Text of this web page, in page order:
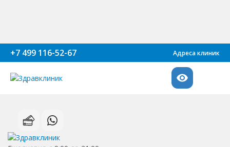
+7 499 116-52-67 Адреса клиник